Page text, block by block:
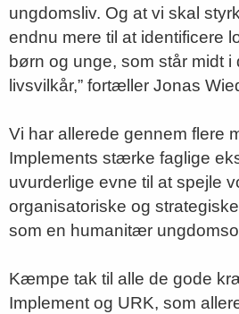
ungdomsliv. Og at vi skal
endnu mere til at identificere
børn og unge, som står midt
livsvilkår,” fortæller Jonas
Vi har allerede gennem flere
Implements stærke faglige
uvurderlige evne til at spejle
organisatoriske og
som en humanitær
Kæmpe tak til alle de gode
Implement og URK, som